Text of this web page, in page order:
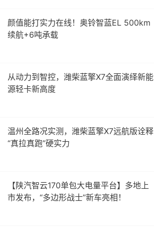
颜值能打实力在线！奥铃智蓝EL 500km
续航+6吨承载
从动力到智控，潍柴蓝擎X7全面演绎新能
源轻卡新高度
温州全路况实测，潍柴蓝擎X7远航版诠释
“真拉真跑”硬实力
【陕汽智云170单包大电量平台】多地上
市发布，“多边形战士”新车亮相！